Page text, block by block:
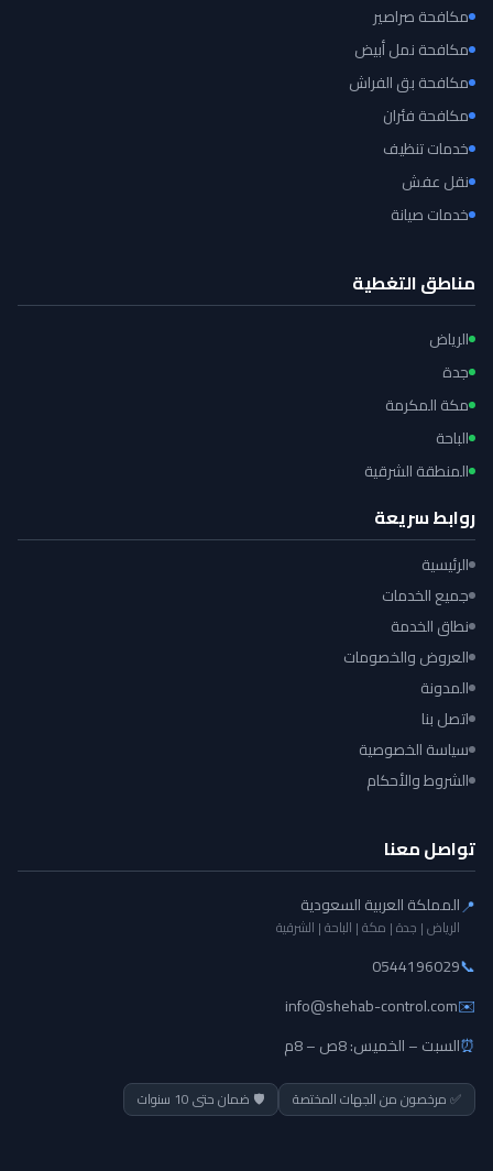
مكافحة صراصير
مكافحة نمل أبيض
مكافحة بق الفراش
مكافحة فئران
خدمات تنظيف
نقل عفش
خدمات صيانة
مناطق التغطية
الرياض
جدة
مكة المكرمة
الباحة
المنطقة الشرقية
روابط سريعة
الرئيسية
جميع الخدمات
نطاق الخدمة
العروض والخصومات
المدونة
اتصل بنا
سياسة الخصوصية
الشروط والأحكام
تواصل معنا
📍المملكة العربية السعودية
الرياض | جدة | مكة | الباحة | الشرقية
📞
0544196029
✉️
info@shehab-control.com
⏰السبت – الخميس: 8ص – 8م
✅ مرخصون من الجهات المختصة 🛡️ ضمان حتى 10 سنوات